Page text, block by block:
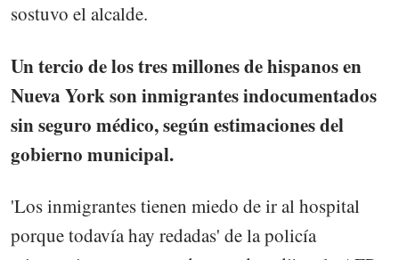
sostuvo el alcalde.
Un tercio de los tres millones de hispanos en
Nueva York son inmigrantes indocumentados
sin seguro médico, según estimaciones del
gobierno municipal.
'Los inmigrantes tienen miedo de ir al hospital
porque todavía hay redadas' de la policía